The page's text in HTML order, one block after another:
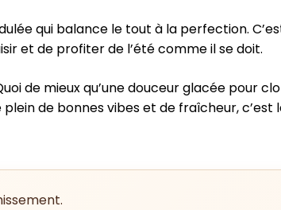
qui balance le tout à la perfection.
et de profiter de l’été comme il se doit.
de mieux qu’une douceur glacée pour
de bonnes vibes et de fraîcheur,